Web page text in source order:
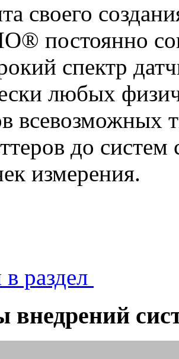
своего
постоянно
спектр
любых
всевозможных
до
измерения.
раздел
внедрений